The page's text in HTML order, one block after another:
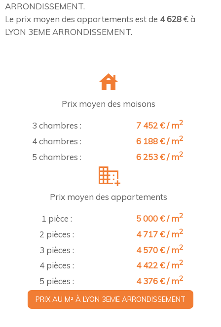
ARRONDISSEMENT.
Le prix moyen des appartements est de 4 628€ à
LYON 3EME ARRONDISSEMENT.
Prix moyen des maisons
3 chambres : 7 452 € / m2
4 chambres : 6 188 € / m2
5 chambres : 6 253 € / m2
Prix moyen des appartements
1 pièce : 5 000 € / m2
2 pièces : 4 717 € / m2
3 pièces : 4 570 € / m2
4 pièces : 4 422 € / m2
5 pièces : 4 376 € / m2
PRIX AU M² À LYON 3EME ARRONDISSEMENT